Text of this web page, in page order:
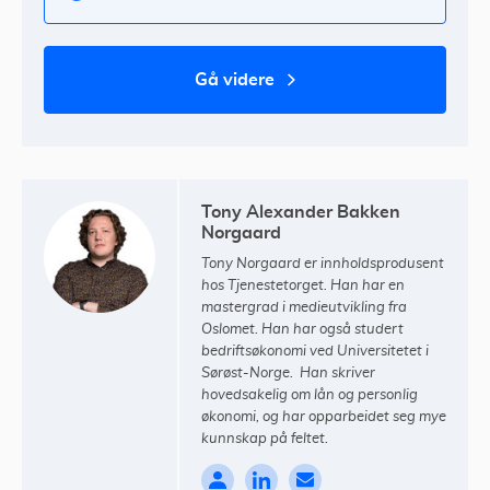
gå videre
Tony Alexander Bakken
Norgaard
Tony Norgaard er innholdsprodusent
hos Tjenestetorget. Han har en
mastergrad i medieutvikling fra
Oslomet. Han har også studert
bedriftsøkonomi ved Universitetet i
Sørøst-Norge. Han skriver
hovedsakelig om lån og personlig
økonomi, og har opparbeidet seg mye
kunnskap på feltet.